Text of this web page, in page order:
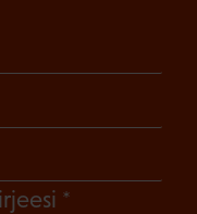
(Pakollinen)